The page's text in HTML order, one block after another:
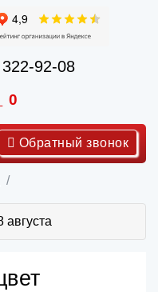
92-08
0
Обратный звонок
августа